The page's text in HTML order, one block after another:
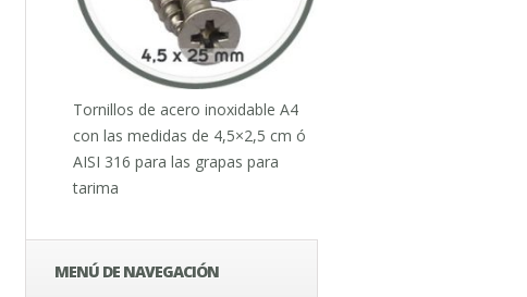
Tornillos de acero inoxidable A4
con las medidas de 4,5×2,5 cm ó
AISI 316 para las grapas para
tarima
MENÚ DE NAVEGACIÓN